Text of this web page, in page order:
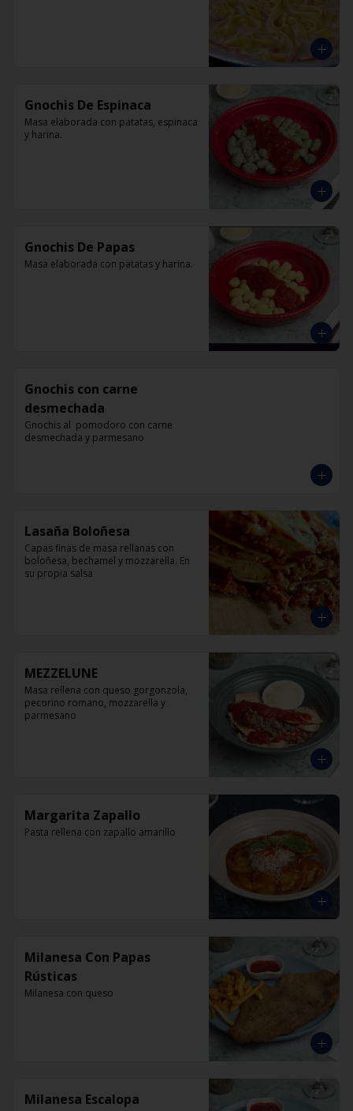
Gnochis De Espinaca
Masa elaborada con patatas, espinaca
y harina.
Gnochis De Papas
Masa elaborada con patatas y harina.
Gnochis con carne
desmechada
Gnochis al  pomodoro con carne
desmechada y parmesano
Lasaña Boloñesa
Capas finas de masa rellanas con
boloñesa, bechamel y mozzarella. En
su propia salsa
MEZZELUNE
Masa rellena con queso gorgonzola,
pecorino romano, mozzarella y
parmesano
Margarita Zapallo
Pasta rellena con zapallo amarillo
Milanesa Con Papas
Rústicas
Milanesa con queso
Milanesa Escalopa